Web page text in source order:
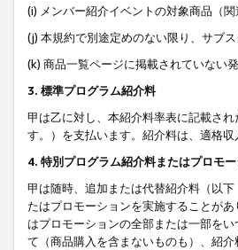
(i) メンバー紹介イベントの対象商品（
(j) 本規約で別途定めのない限り、サブ
(k) 商品一覧ページに掲載されていない
3. 標準プログラム紹介料
甲は乙に対し、本紹介料率表に記載さ
す。）を支払います。紹介料は、適格
4. 特別プログラム紹介料またはプロモ
甲は随時、追加または代替紹介料（以下
たはプロモーションを実施することが
はプロモーションの全部または一部を
て（商品購入を含まないものも）、紹